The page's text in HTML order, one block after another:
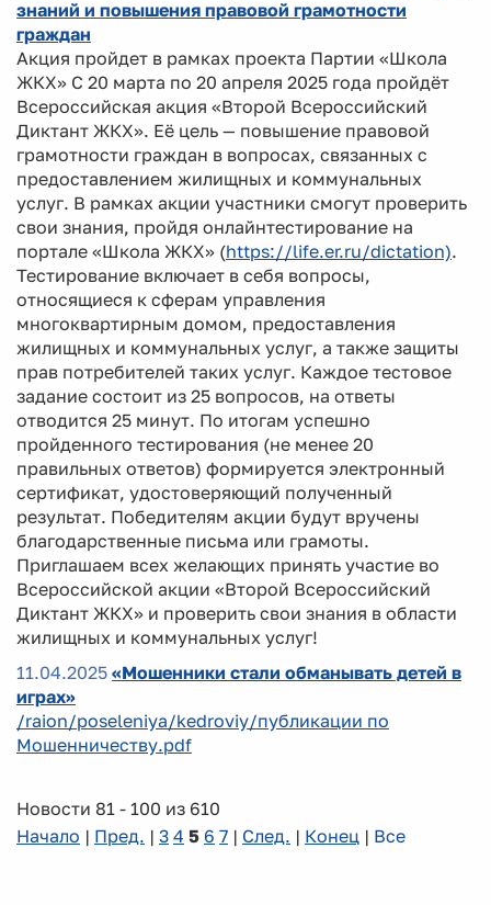
знаний и повышения правовой грамотности
граждан
Акция пройдет в рамках проекта Партии «Школа
ЖКХ» С 20 марта по 20 апреля 2025 года пройдёт
Всероссийская акция «Второй Всероссийский
Диктант ЖКХ». Её цель — повышение правовой
грамотности граждан в вопросах, связанных с
предоставлением жилищных и коммунальных
услуг. В рамках акции участники смогут проверить
свои знания, пройдя онлайнтестирование на
портале «Школа ЖКХ» (https://life.er.ru/dictation).
Тестирование включает в себя вопросы,
относящиеся к сферам управления
многоквартирным домом, предоставления
жилищных и коммунальных услуг, а также защиты
прав потребителей таких услуг. Каждое тестовое
задание состоит из 25 вопросов, на ответы
отводится 25 минут. По итогам успешно
пройденного тестирования (не менее 20
правильных ответов) формируется электронный
сертификат, удостоверяющий полученный
результат. Победителям акции будут вручены
благодарственные письма или грамоты.
Приглашаем всех желающих принять участие во
Всероссийской акции «Второй Всероссийский
Диктант ЖКХ» и проверить свои знания в области
жилищных и коммунальных услуг!
11.04.2025 «Мошенники стали обманывать детей в
играх»
/raion/poseleniya/kedroviy/публикации по
Мошенничеству.pdf
Новости 81 - 100 из 610
Начало | Пред. | 3 4 5 6 7 | След. | Конец | Все